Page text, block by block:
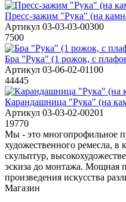
Пресс-зажим "Рука" (на
Артикул 03-03-03-00300
7500
Бра "Рука" (1 рожок, с
Артикул 03-06-02-01100
44445
Карандашница "Рука" (на
Артикул 03-03-02-00201
19770
Мы - это многопрофильное
художественного ремесла,
скульптур,
эскиза до монтажа. Мощная
произведения искусства
Магазин